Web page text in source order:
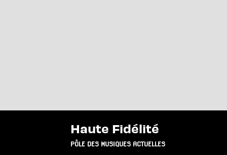
Haute Fidélité
PÔLE DES MUSIQUES ACTUELLES